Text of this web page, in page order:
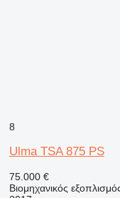
8
Ulma TSA 875 PS
75.000 €
Βιομηχανικός